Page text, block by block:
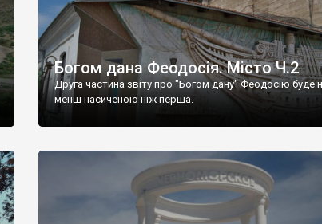
Богом дана Феодосія. Місто Ч.2
Друга частина звіту про "Богом дану" Феодосію буде
менш насиченою ніж перша.